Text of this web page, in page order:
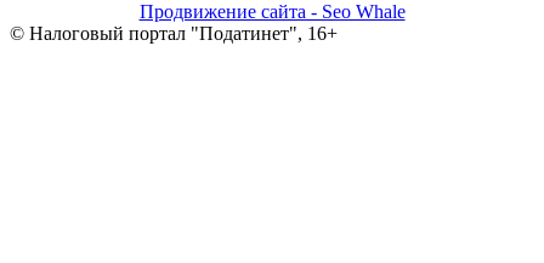
Продвижение сайта - Seo Whale
© Налоговый портал "Податинет", 16+